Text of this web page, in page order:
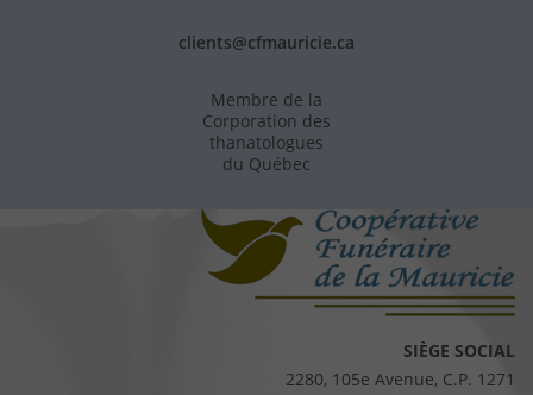
clients@cfmauricie.ca
Membre de la
Corporation des
thanatologues
du Québec
SIÈGE SOCIAL
2280, 105e Avenue, C.P. 1271